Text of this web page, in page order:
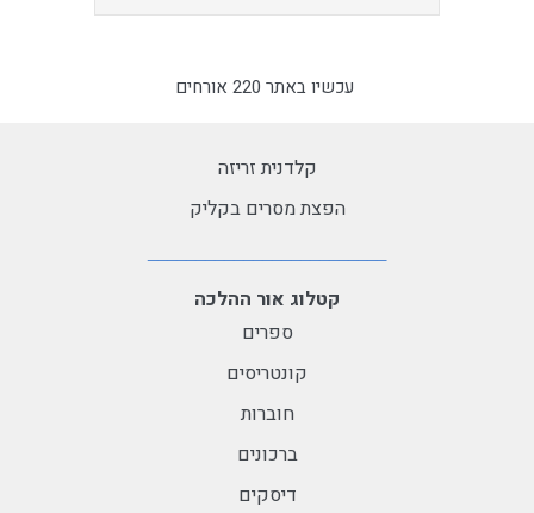
עכשיו באתר 220 אורחים
קלדנית זריזה
הפצת מסרים בקליק
קטלוג אור ההלכה
ספרים
קונטריסים
חוברות
ברכונים
דיסקים